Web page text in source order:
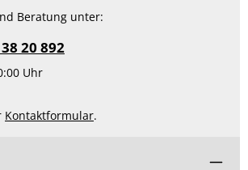
Beratung unter:
20 892
Uhr
Kontaktformular.